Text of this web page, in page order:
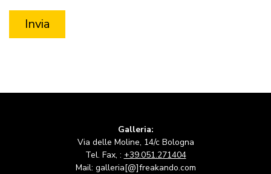
Galleria:
Via delle Moline, 14/c Bologna
Tel. Fax, : +39.051.271404
Mail: galleria[@]freakando.com